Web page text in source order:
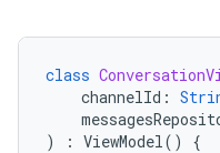
class
channelId :
)
: ViewModel () {